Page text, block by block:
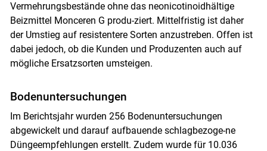
Vermehrungsbestände ohne das neonicotinoidhältige
Beizmittel Monceren G produ-ziert. Mittelfristig ist daher
der Umstieg auf resistentere Sorten anzustreben. Offen ist
dabei jedoch, ob die Kunden und Produzenten auch auf
mögliche Ersatzsorten umsteigen.
Bodenuntersuchungen
Im Berichtsjahr wurden 256 Bodenuntersuchungen
abgewickelt und darauf aufbauende schlagbezoge-ne
Düngeempfehlungen erstellt. Zudem wurde für 10.036